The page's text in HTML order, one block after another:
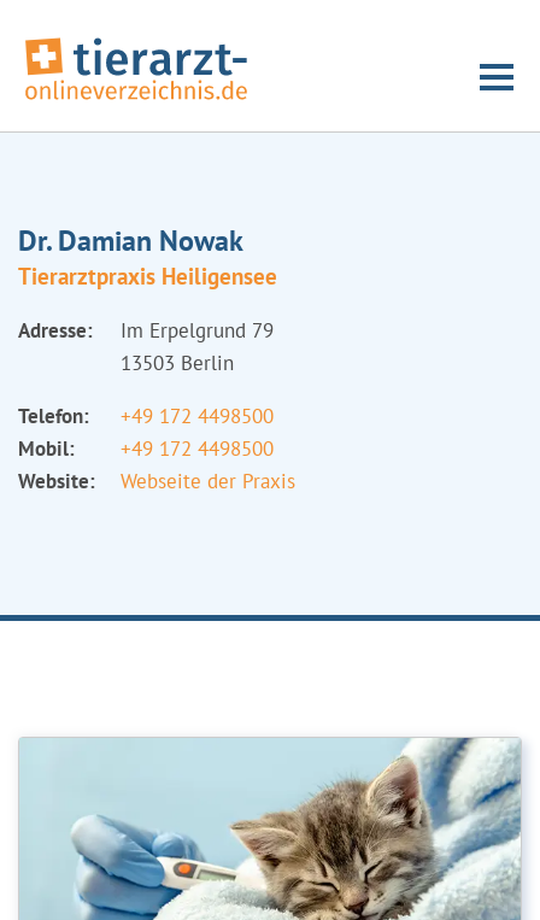
Dr. Damian Nowak
Tierarztpraxis Heiligensee
Adresse:
Im Erpelgrund 79
13503 Berlin
Telefon:
+49 172 4498500
Mobil:
+49 172 4498500
Website:
Webseite der Praxis